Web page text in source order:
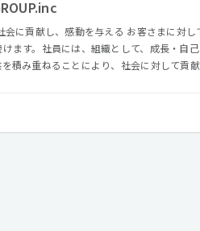
に貢献し、感動を与える お客さまに対し
ます。社員には、組織として、成長・自
ねることにより、社会に対して貢献し続けます。 ■ 戦略
れの「矢」の品質を常に研ぎ澄まし、高
意味を持ち続けていきたいと考えていま
めに夢を共有できる仲間づくり。組織でな